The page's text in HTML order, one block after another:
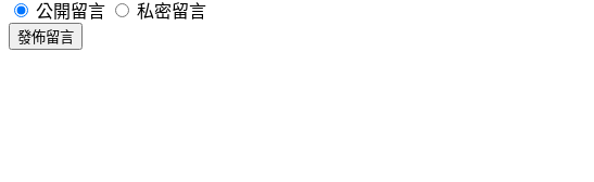
公開留言 私密留言
發佈留言